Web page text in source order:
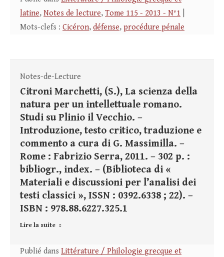
latine, Notes de lecture, Tome 115 - 2013 - N°1
Mots-clefs : Cicéron, défense, procédure pénale
Notes-de-Lecture
Citroni Marchetti, (S.), La scienza della
natura per un intellettuale romano.
Studi su Plinio il Vecchio. –
Introduzione, testo critico, traduzione e
commento a cura di G. Massimilla. –
Rome : Fabrizio Serra, 2011. – 302 p. :
bibliogr., index. – (Biblioteca di «
Materiali e discussioni per l’analisi dei
testi classici », ISSN : 0392.6338 ; 22). –
ISBN : 978.88.6227.325.1
Lire la suite
Publié dans Littérature / Philologie grecque et